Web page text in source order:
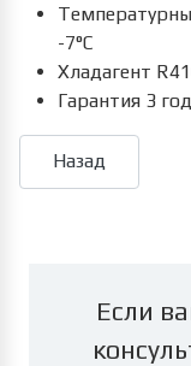
-7°C
Хладагент
Гарантия 3
Если